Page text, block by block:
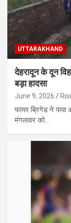
UTTARAKHAND
देहरादून के दून
बड़ा हादसा
June 9, 2026
फायर ब्रिगेड ने पाया
मंगलवार को…